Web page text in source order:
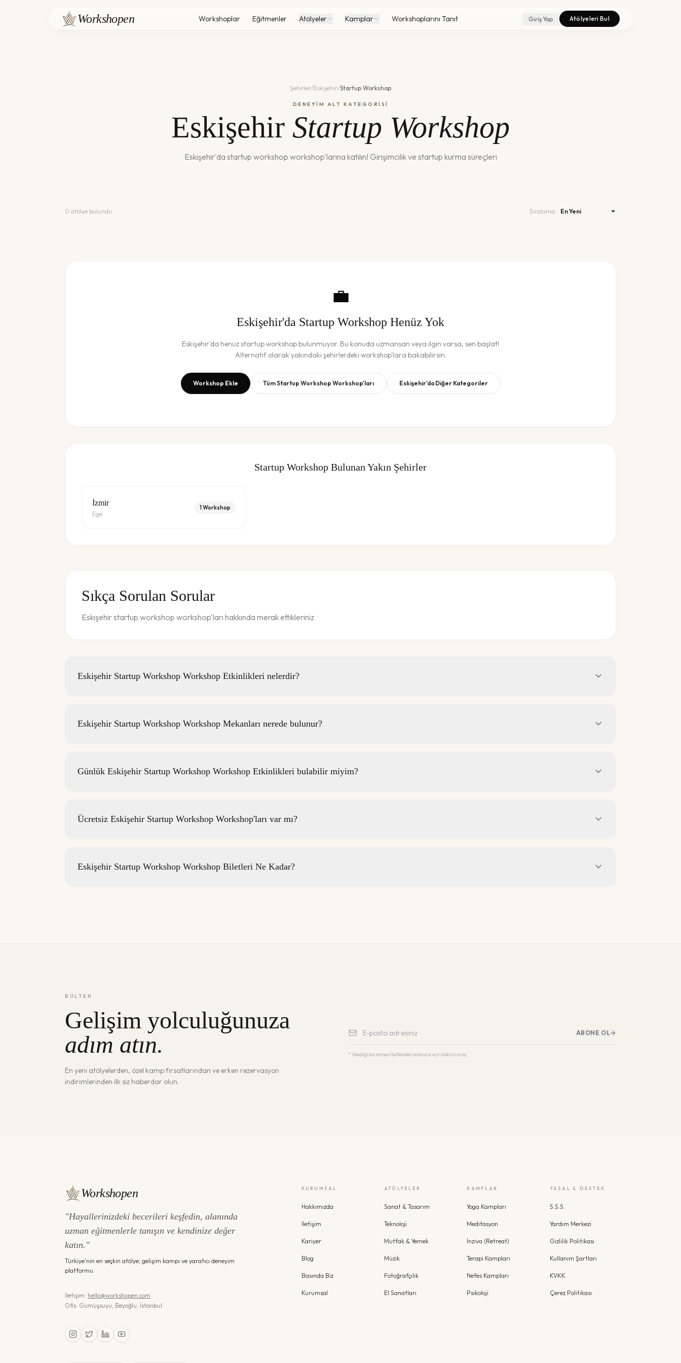
Workshopen Workshoplar Eğitmenler Atölyeler Kamplar Workshoplarını Tanıt Giriş Yap Atölyeleri Bul
Şehirler/Eskişehir/Startup Workshop
DENEYİM ALT KATEGORİSİ
Eskişehir Startup Workshop
Eskişehir'da startup workshop workshop'larına katılın! Girişimcilik ve startup kurma süreçleri
0 atölye bulundu Sıralama:
💼
Eskişehir'da Startup Workshop Henüz Yok
Eskişehir'da henüzstartup workshopbulunmuyor. Bu konuda uzmansan veya ilgin varsa, sen başlat!
Alternatif olarak yakındaki şehirlerdeki workshop'lara bakabilirsin.
Workshop Ekle TümStartup Workshop Workshop'ları Eskişehir'da Diğer Kategoriler
Startup Workshop Bulunan Yakın Şehirler
İzmir
Ege
1 Workshop
Sıkça Sorulan Sorular
Eskişehir startup workshop workshop'ları hakkında merak ettikleriniz
Eskişehir Startup Workshop Workshop Etkinlikleri nelerdir?
Eskişehir Startup Workshop Workshop Mekanları nerede bulunur?
Günlük Eskişehir Startup Workshop Workshop Etkinlikleri bulabilir miyim?
Ücretsiz Eskişehir Startup Workshop Workshop'ları var mı?
Eskişehir Startup Workshop Workshop Biletleri Ne Kadar?
BÜLTEN
Gelişim yolculuğunuza
adım atın.
En yeni atölyelerden, özel kamp fırsatlarından ve erken rezervasyon
indirimlerinden ilk siz haberdar olun.
ABONE OL→
* İstediğiniz zaman bültenden kolayca ayrılabilirsiniz.
Workshopen
"Hayallerinizdeki becerileri keşfedin, alanında
uzman eğitmenlerle tanışın ve kendinize değer
katın."
Türkiye'nin en seçkin atölye, gelişim kampı ve yaratıcı deneyim
platformu.
İletişim: hello@workshopen.com
Ofis: Gümüşsuyu, Beyoğlu, İstanbul
KURUMSAL
Hakkımızda
İletişim
Kariyer
Blog
Basında Biz
Kurumsal
ATÖLYELER
Sanat & Tasarım
Teknoloji
Mutfak & Yemek
Müzik
Fotoğrafçılık
El Sanatları
KAMPLAR
Yoga Kampları
Meditasyon
İnziva (Retreat)
Terapi Kampları
Nefes Kampları
Psikoloji
YASAL & DESTEK
S.S.S.
Yardım Merkezi
Gizlilik Politikası
Kullanım Şartları
KVKK
Çerez Politikası